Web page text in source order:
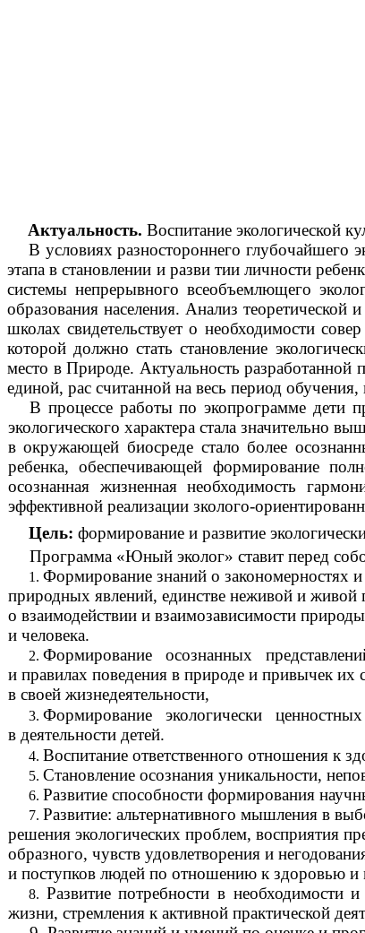
Актуальность. Воспитание экологической
В условиях разностороннего глубочайшего
этапа в становлении и разви тии личности
системы непрерывного всеобъемлющего
образования населения. Анализ теоретической
школах свидетельствует о необходимости
которой должно стать становление
место в Природе. Актуальность разработанной
единой, рас считанной на весь период
В процессе работы по экопрограмме дети
экологического характера стала значительно
в окружающей биосреде стало более
ребенка, обеспечивающей формирование
осознанная жизненная необходимость
эффективной реализации зколого-
Цель: формирование и развитие
Программа «Юный эколог» ставит перед
Формирование знаний о закономерностях и
природных явлений, единстве неживой и живой
о взаимодействии и взаимозависимости
и человека.
Формирование осознанных
и правилах поведения в природе и привычек их
в своей жизнедеятельности,
Формирование экологически
в деятельности детей.
Воспитание ответственного отношения к
Становление осознания уникальности,
Развитие способности формирования
Развитие: альтернативного мышления в
решения экологических проблем, восприятия
образного, чувств удовлетворения и
и поступков людей по отношению к здоровью
Развитие потребности в
жизни, стремления к активной практической